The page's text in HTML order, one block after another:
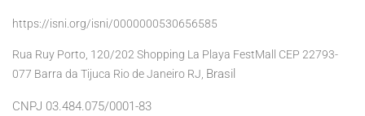
https://isni.org/isni/0000000530656585
Rua Ruy Porto, 120/202 Shopping La Playa FestMall CEP 22793-
077 Barra da Tijuca Rio de Janeiro RJ, Brasil
CNPJ 03.484.075/0001-83